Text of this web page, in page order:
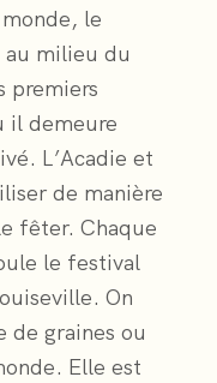
le
au milieu du
premiers
il demeure
L’Acadie et
de manière
fêter. Chaque
le festival
On
de graines ou
Elle est